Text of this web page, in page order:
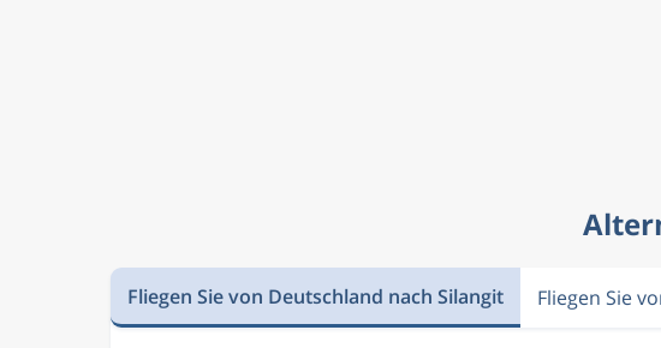
Fliegen Sie von Deutschland nach Silangit Fliegen Sie